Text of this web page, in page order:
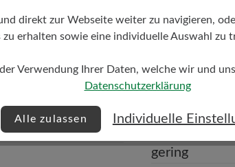
Kalbleder-Futter
gegerbt/Ferse
direkt zur Webseite weiter zu navigieren,
erhalten sowie eine individuelle Auswahl
Verwendung Ihrer Daten, welche wir und
Datenschutzerklärung
Alle zulassen Individuelle